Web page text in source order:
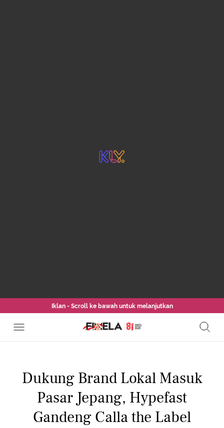
Iklan - Scroll ke bawah untuk melanjutkan
Dukung Brand Lokal Masuk
Pasar Jepang, Hypefast
Gandeng Calla the Label